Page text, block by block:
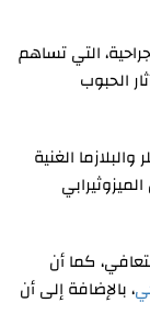
التي تساهم
الحبوب
الغنية
كما أن
، بالإضافة إلى أن